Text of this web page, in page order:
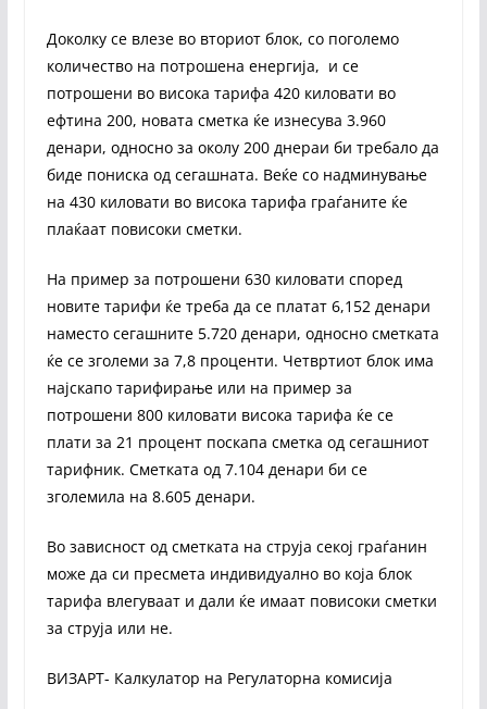
Доколку се влезе во вториот блок, со поголемо
количество на потрошена енергија, и се
потрошени во висока тарифа 420 киловати во
ефтина 200, новата сметка ќе изнесува 3.960
денари, односно за околу 200 днераи би требало да
биде пониска од сегашната. Веќе со надминување
на 430 киловати во висока тарифа граѓаните ќе
плаќаат повисоки сметки.
На пример за потрошени 630 киловати според
новите тарифи ќе треба да се платат 6,152 денари
наместо сегашните 5.720 денари, односно сметката
ќе се зголеми за 7,8 проценти. Четвртиот блок има
најскапо тарифирање или на пример за
потрошени 800 киловати висока тарифа ќе се
плати за 21 процент поскапа сметка од сегашниот
тарифник. Сметката од 7.104 денари би се
зголемила на 8.605 денари.
Во зависност од сметката на струја секој граѓанин
може да си пресмета индивидуално во која блок
тарифа влегуваат и дали ќе имаат повисоки сметки
за струја или не.
ВИЗАРТ- Калкулатор на Регулаторна комисија